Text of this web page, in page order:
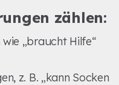
zählen:
„braucht Hilfe“
z. B. „kann Socken